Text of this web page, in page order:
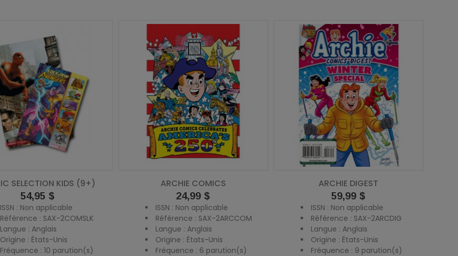
SELECTION KIDS (9+)
Prix
54,95 $
ISSN : Non applicable
Référence : SAX-2COMSLK
Langue : Anglais
Origine : États-Unis
Fréquence : 10 parution(s)
ARCHIE COMICS
Prix
24,99 $
ISSN : Non applicable
Référence : SAX-2ARCCOM
Langue : Anglais
Origine : États-Unis
Fréquence : 6 parution(s)
ARCHIE DIGEST
Prix
59,99 $
ISSN : Non applicable
Référence : SAX-2ARCDIG
Langue : Anglais
Origine : États-Unis
Fréquence : 9 parution(s)